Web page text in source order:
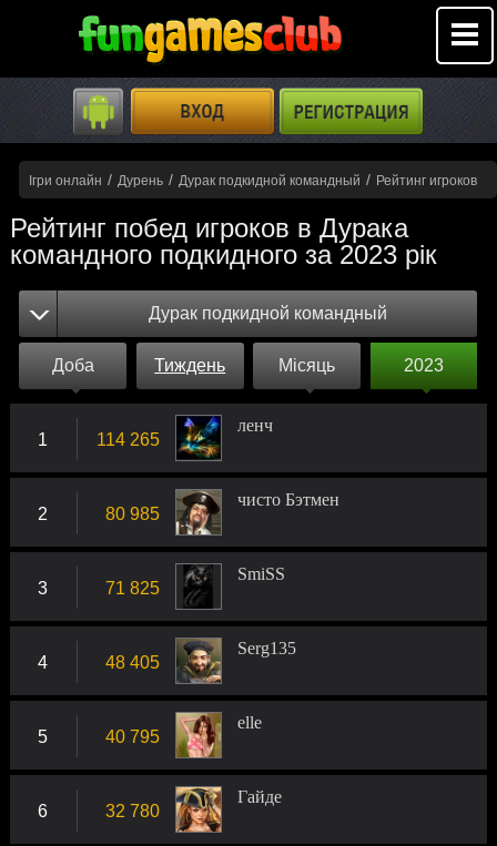
Ігри онлайн / Дурень / Дурак подкидной командный / Рейтинг игроков
Рейтинг побед игроков в Дурака
командного подкидного за 2023 рік
Дурак подкидной командный
Доба Тиждень Місяць 2023
1 114 265
ленч
2 80 985
чисто Бэтмен
3 71 825
SmiSS
4 48 405
Serg135
5 40 795
elle
6 32 780
Гайде